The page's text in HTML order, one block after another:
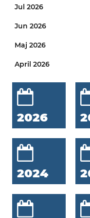
Jul 2026
Jun 2026
Maj 2026
April 2026
2026
2024